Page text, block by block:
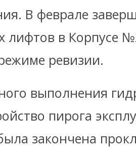
В феврале
лифтов в Корпусе
ревизии.
выполнения
пирога
закончена